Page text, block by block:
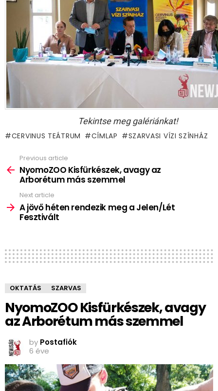
Tekintse meg galériánkat!
CERVINUS TEÁTRUM CÍMLAP SZARVASI VÍZI SZÍNHÁZ
more
Previous article
NyomoZOO Kisfürkészek, avagy az
Arborétum más szemmel
Next article
A jövő héten rendezik meg a Jelen/Lét
Fesztivált
OKTATÁS SZARVAS
NyomoZOO Kisfürkészek, avagy
az Arborétum más szemmel
by Postafiók
6 éve